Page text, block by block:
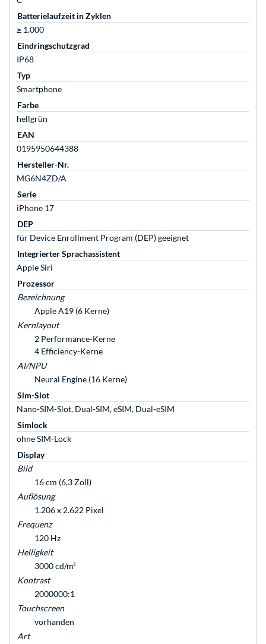
Batterielaufzeit in Zyklen
≥ 1.000
Eindringschutzgrad
IP68
Typ
Smartphone
Farbe
hellgrün
EAN
0195950644388
Hersteller-Nr.
MG6N4ZD/A
Serie
iPhone 17
DEP
für Device Enrollment Program (DEP) geeignet
Integrierter Sprachassistent
Apple Siri
Prozessor
Bezeichnung
Apple A19 (6 Kerne)
Kernlayout
2 Performance-Kerne
4 Efficiency-Kerne
AI/NPU
Neural Engine (16 Kerne)
Sim-Slot
Nano-SIM-Slot, Dual-SIM, eSIM, Dual-eSIM
Simlock
ohne SIM-Lock
Display
Bild
16 cm (6,3 Zoll)
Auflösung
1.206 x 2.622 Pixel
Frequenz
120 Hz
Helligkeit
3000 cd/m²
Kontrast
2000000:1
Touchscreen
vorhanden
Art